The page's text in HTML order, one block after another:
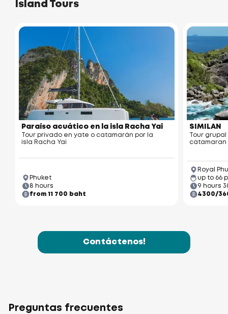
Island Tours
Paraíso acuático en la isla Racha Yai
Tour privado en yate o catamarán por la
isla Racha Yai
Phuket
8 hours
from 11 700 baht
SIMILAN
Tour
catamaran
Royal
up to 66
9 hours
4300/
Contáctenos!
Preguntas frecuentes